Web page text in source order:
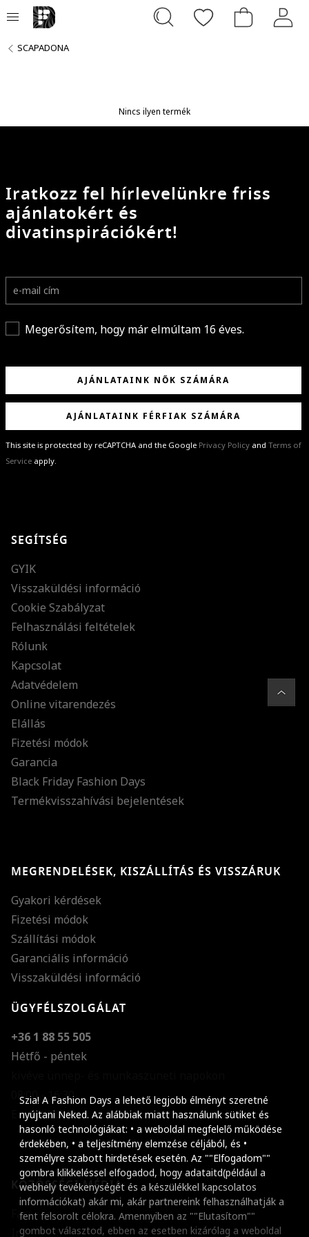
Szia! A Fashion Days a lehető legjobb élményt szeretné
nyújtani Neked. Az alábbiak miatt használunk sütiket és
hasonló technológiákat: • a weboldal megfelelő működése
érdekében, • a teljesítmény elemzése céljából, és •
személyre szabott hirdetések esetén. Az ""Elfogadom""
gombra klikkeléssel elfogadod, hogy adataitd(például a
webhely tevékenységét és a készülékkel kapcsolatos
információkat) akár mi, akár partnereink felhasználhatják a
fent felsorolt célokra. Amennyiben az ""Elutasítom""
gombot választod, ebben az esetben kizárólag a weboldal
SCAPADONA
Nincs ilyen termék
Iratkozz fel hírlevelünkre friss
ajánlatokért és
divatinspirációkért!
Megerősítem, hogy már elmúltam 16 éves.
AJÁNLATAINK NŐK SZÁMÁRA
AJÁNLATAINK FÉRFIAK SZÁMÁRA
This site is protected by reCAPTCHA and the Google Privacy Policy and Terms of
Service apply.
különleges ajánlatainkat és stílustippjeinket!
SEGÍTSÉG
GYIK
Visszaküldési információ
Cookie Szabályzat
Felhasználási feltételek
Rólunk
Kapcsolat
Adatvédelem
Online vitarendezés
Elállás
Fizetési módok
Garancia
Black Friday Fashion Days
Termékvisszahívási bejelentések
MEGRENDELÉSEK, KISZÁLLÍTÁS ÉS VISSZÁRUK
Gyakori kérdések
Fizetési módok
Szállítási módok
Garanciális információ
Visszaküldési információ
ÜGYFÉLSZOLGÁLAT
+36 1 88 55 505
Hétfő - péntek
08:00 - 16:30
E-mail küldése
KÖZÖSSÉGI MÉDIA
Facebook
Instagram
Szöveg méretének
Szóköz növelése
Szóköz csökkentése
Sortávolság
Sortávolság